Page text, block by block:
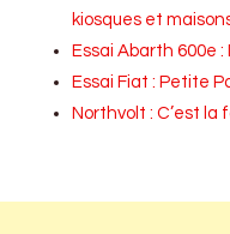
kiosques et
Essai Abarth 600e :
Essai Fiat : Petite
Northvolt : C’est la